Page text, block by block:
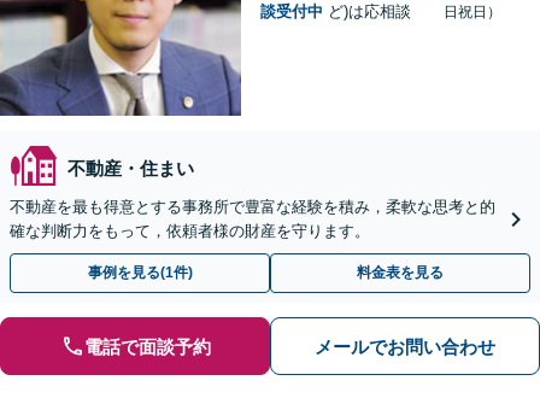
談受付中 ど)は応相談
日祝日）
不動産・住まい
不動産を最も得意とする事務所で豊富な経験を積み，柔軟な思考と的
確な判断力をもって，依頼者様の財産を守ります。
事例を見る(1件) 料金表を見る
電話で面談予約 メールでお問い合わせ